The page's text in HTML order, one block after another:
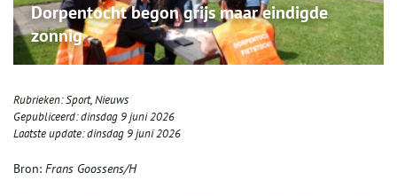
Dorpentocht begon grijs maar eindigde
zonnig
Rubrieken:Sport,Nieuws
Gepubliceerd:dinsdag 9 juni 2026
Laatste update:dinsdag 9 juni 2026
Bron: Frans Goossens/H